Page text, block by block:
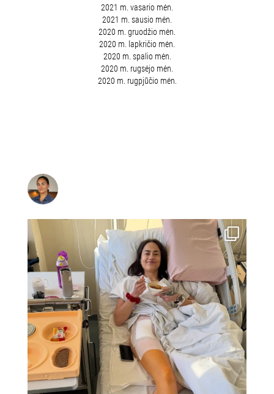
2021 m. vasario mėn.
2021 m. sausio mėn.
2020 m. gruodžio mėn.
2020 m. lapkričio mėn.
2020 m. spalio mėn.
2020 m. rugsėjo mėn.
2020 m. rugpjūčio mėn.